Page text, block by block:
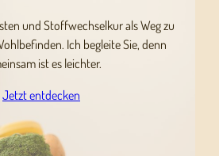
und Stoffwechselkur als Weg zu
Ich begleite Sie, denn
ist es leichter.
Jetzt entdecken